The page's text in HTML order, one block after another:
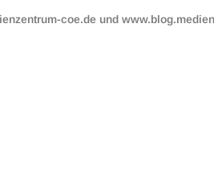
coe.de und